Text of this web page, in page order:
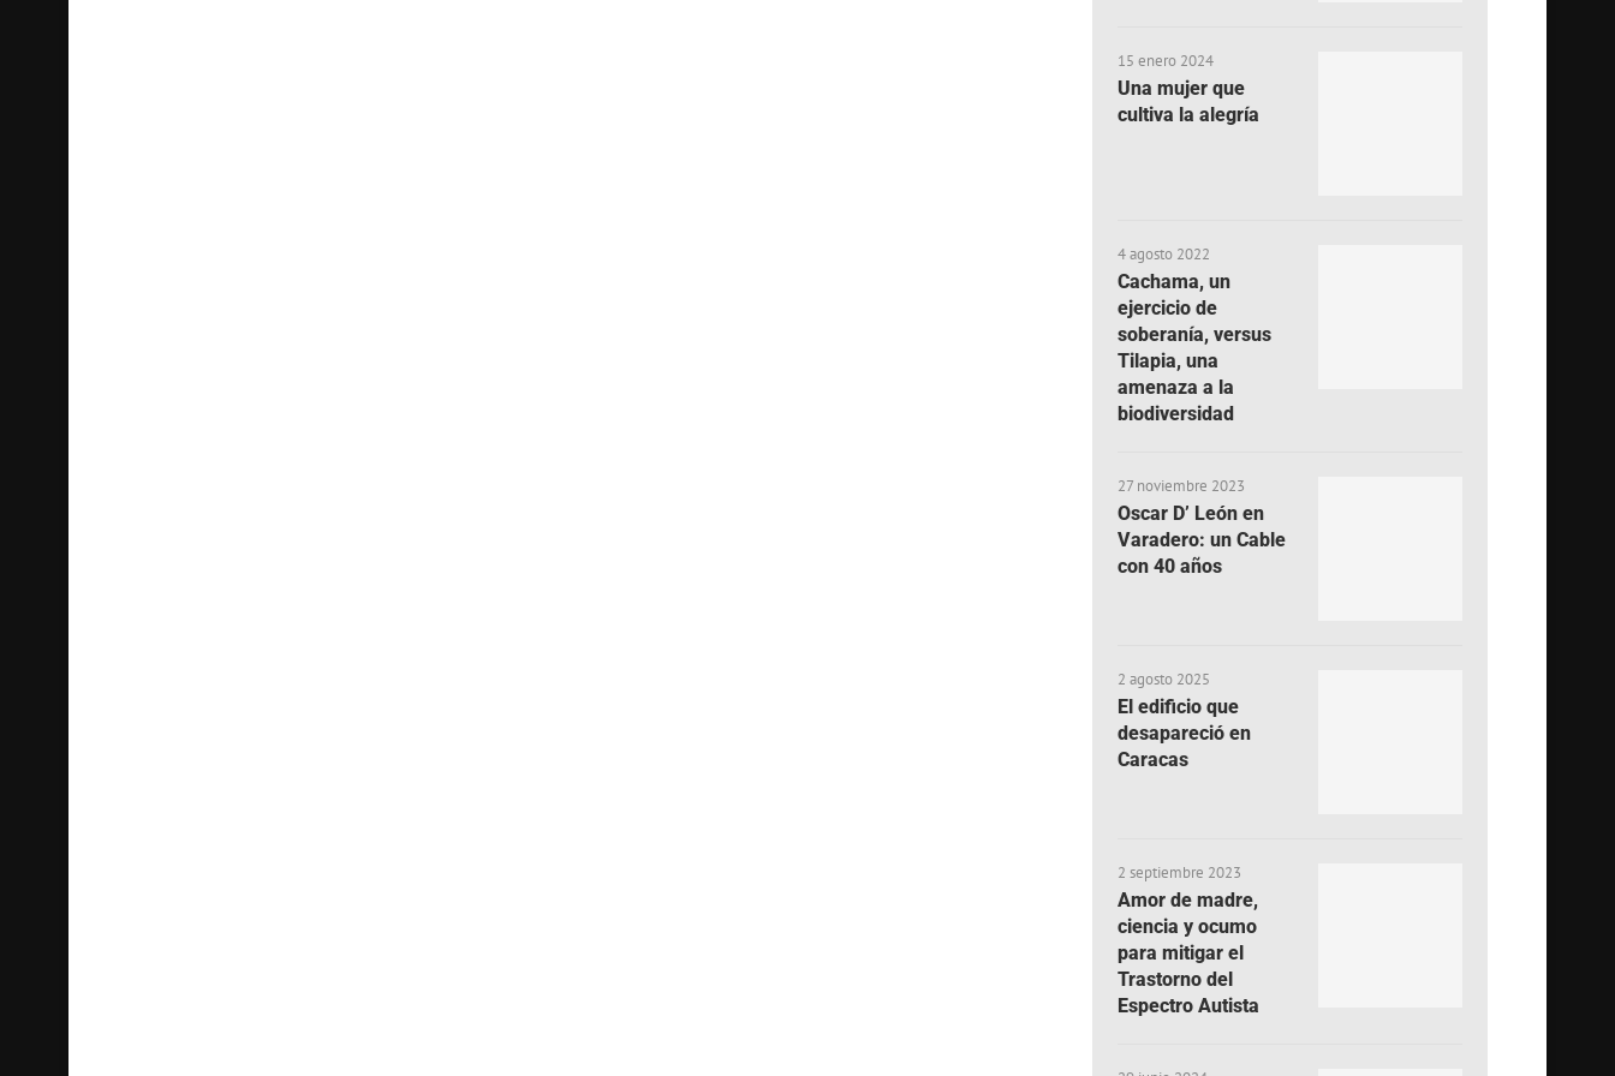
15 enero 2024
Una mujer que
cultiva la alegría
4 agosto 2022
Cachama, un
ejercicio de
soberanía, versus
Tilapia, una
amenaza a la
biodiversidad
27 noviembre 2023
Oscar D’ León en
Varadero: un Cable
con 40 años
2 agosto 2025
El edificio que
desapareció en
Caracas
2 septiembre 2023
Amor de madre,
ciencia y ocumo
para mitigar el
Trastorno del
Espectro Autista